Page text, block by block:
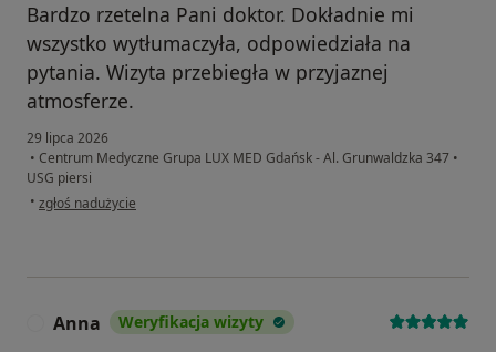
Bardzo rzetelna Pani doktor. Dokładnie mi
wszystko wytłumaczyła, odpowiedziała na
pytania. Wizyta przebiegła w przyjaznej
atmosferze.
29 lipca 2026
• Centrum Medyczne Grupa LUX MED Gdańsk - Al. Grunwaldzka 347 •
USG piersi
• w opinii użytkownika Aleksandra
zgłoś nadużycie
Anna Weryfikacja wizyty